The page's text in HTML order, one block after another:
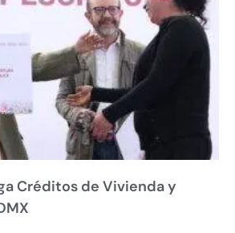
Créditos de Vivienda y